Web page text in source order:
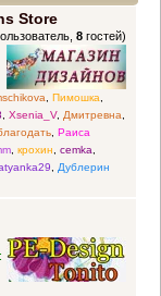
Store
8 гостей)
, Пимошка,
, Xsenia_V, Дмитревна,
, Раиса
, крохин, cemka,
, Дублерин